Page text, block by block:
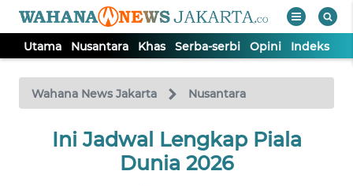
Utama Nusantara Khas Serba-serbi Opini Indeks
Wahana News Jakarta Nusantara
Ini Jadwal Lengkap Piala
Dunia 2026
TV
Tutup
UTAMA